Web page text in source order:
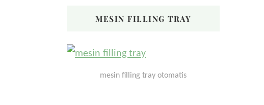
MESIN FILLING TRAY
mesin filling tray otomatis